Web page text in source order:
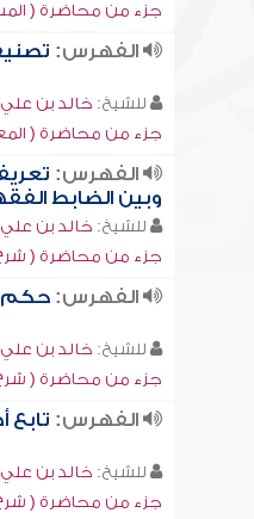
جزء من محاضرة (
الفهرس:
للشيخ: خالد بن
جزء من محاضرة (
الفهرس:
وبين الضابط
للشيخ: خالد بن
جزء من محاضرة ( شرح
الفهرس:حكم
للشيخ: خالد بن
جزء من محاضرة ( شرح
الفهرس: تابع
للشيخ: خالد بن
جزء من محاضرة ( شرح